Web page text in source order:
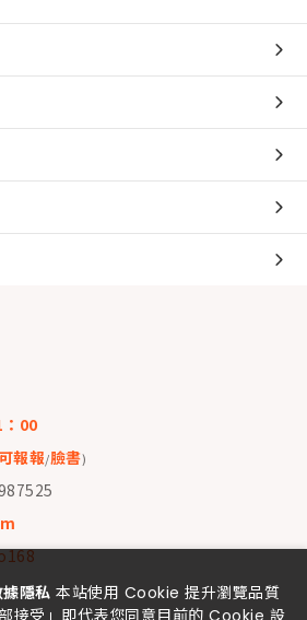
00
報報/臉書)
隱私 本站使用 Cookie 提升瀏覽品質
接受」即代表您同意目前的 Cookie 設